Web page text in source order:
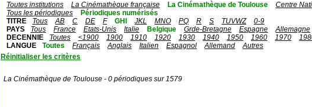
Toutes institutions
La Cinémathèque française La Cinémathèque de Toulouse
Centre
Tous les périodiques
Périodiques numérisés
TITRE
Tous AB C DE F GHI JKL MNO PQ R S TUVWZ
0-9
PAYS
Tous France Etats-Unis Italie Belgique Grde-Bretagne Espagne Allemagne
DECENNIE
Toutes <1900 1900 1910 1920 1930 1940 1950 1960 1970
LANGUE
Toutes Français Anglais Italien Espagnol Allemand
Autres
Réinitialiser les critères
La Cinémathèque de Toulouse - 0 périodiques sur 1579